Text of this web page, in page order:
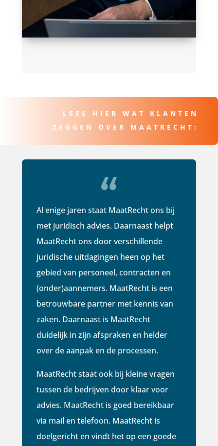
LEES HIER WAT KLANTEN
ZEGGEN OVER MAATRECHT:
Al enige jaren staat MaatRecht ons bij
met juridisch advies. Daarnaast helpt
MaatRecht ons door verschillende
juridische uitdagingen heen op het
gebied van personeel, contracten en
(onder)aannemers. MaatRecht is een
betrouwbare partner met kennis van
zaken. Daarnaast is MaatRecht
duidelijk in zijn afspraken en helder
over de aanpak en de processen.
MaatRecht staat ook bij kleine vragen
tussen de bedrijven door klaar voor
advies. MaatRecht is goed bereikbaar
via mail en telefoon. MaatRecht is
doelgericht en vindt het op een goede